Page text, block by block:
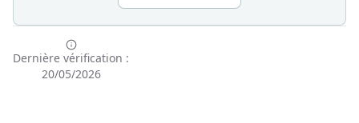
Dernière vérification :
20/05/2026